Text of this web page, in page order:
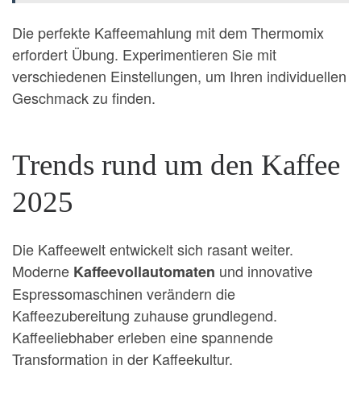
Die perfekte Kaffeemahlung mit dem Thermomix
erfordert Übung. Experimentieren Sie mit
verschiedenen Einstellungen, um Ihren individuellen
Geschmack zu finden.
Trends rund um den Kaffee
2025
Die Kaffeewelt entwickelt sich rasant weiter.
Moderne Kaffeevollautomaten und innovative
Espressomaschinen verändern die
Kaffeezubereitung zuhause grundlegend.
Kaffeeliebhaber erleben eine spannende
Transformation in der Kaffeekultur.